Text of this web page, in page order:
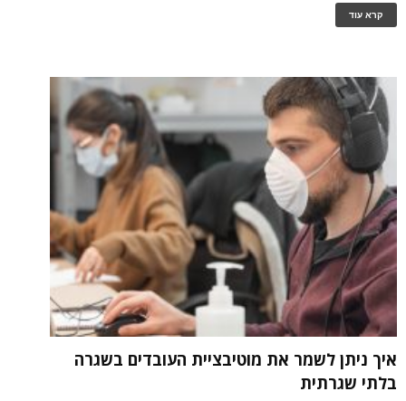
קרא עוד
איך ניתן לשמר את מוטיבציית העובדים בשגרה
בלתי שגרתית